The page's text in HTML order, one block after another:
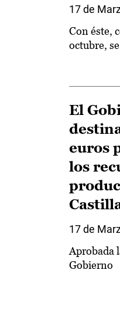
17 de
Con éste,
octubre,
El
euros
los
17 de
Aprobada
Gobierno